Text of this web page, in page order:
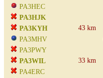
PA3HEC
PA3HJK
PA3KYH
43 km
PA3MHV
PA3PWY
PA3WIL
33 km
PA4ERC